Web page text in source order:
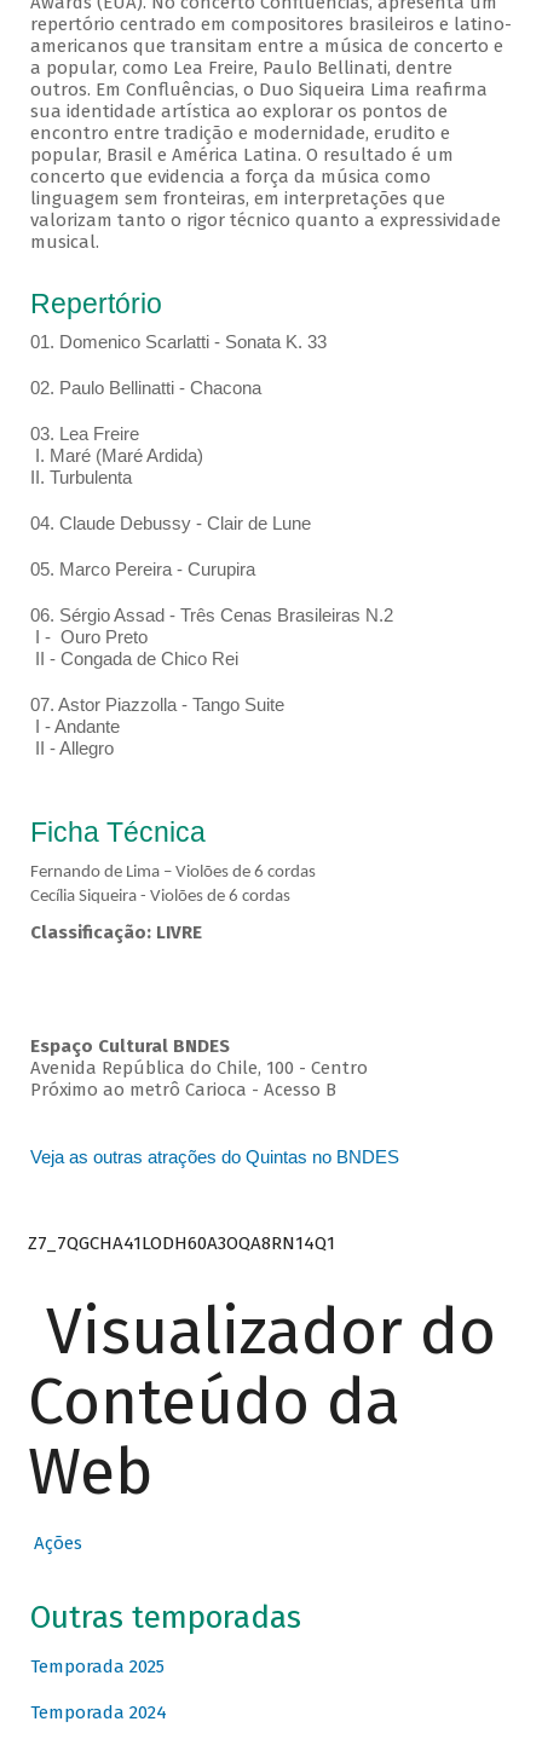
repertório centrado em compositores brasileiros e latino-
americanos que transitam entre a música de concerto e
a popular, como Lea Freire, Paulo Bellinati, dentre
outros. Em Confluências, o Duo Siqueira Lima reafirma
sua identidade artística ao explorar os pontos de
encontro entre tradição e modernidade, erudito e
popular, Brasil e América Latina. O resultado é um
concerto que evidencia a força da música como
linguagem sem fronteiras, em interpretações que
valorizam tanto o rigor técnico quanto a expressividade
musical.
Repertório
01. Domenico Scarlatti - Sonata K. 33
02. Paulo Bellinatti - Chacona
03. Lea Freire
I. Maré (Maré Ardida)
II. Turbulenta
04. Claude Debussy - Clair de Lune
05. Marco Pereira - Curupira
06. Sérgio Assad - Três Cenas Brasileiras N.2
I - Ouro Preto
II - Congada de Chico Rei
07. Astor Piazzolla - Tango Suite
I - Andante
II - Allegro
Ficha Técnica
Fernando de Lima – Violões de 6 cordas
Cecília Siqueira - Violões de 6 cordas
Classificação: LIVRE
Espaço Cultural BNDES
Avenida República do Chile, 100 - Centro
Próximo ao metrô Carioca - Acesso B
Veja as outras atrações do Quintas no BNDES
Z7_7QGCHA41LODH60A3OQA8RN14Q1
Visualizador do
Conteúdo da
Web
Ações
Outras temporadas
Temporada 2025
Temporada 2024